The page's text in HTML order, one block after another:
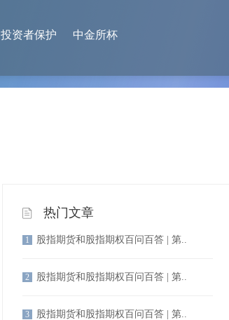
投资者保护 中金所杯
热门文章
1 股指期货和股指期权百问百答 | 第..
2 股指期货和股指期权百问百答 | 第..
3 股指期货和股指期权百问百答 | 第..